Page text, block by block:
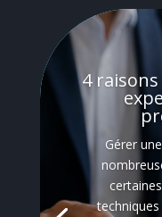
4 raisons
Gérer